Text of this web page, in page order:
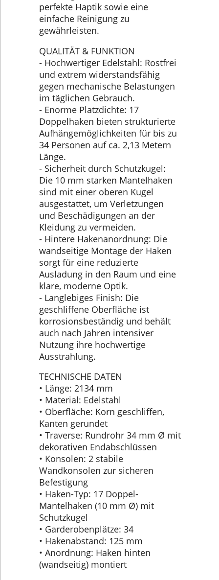
perfekte Haptik sowie eine
einfache Reinigung zu
gewährleisten.
QUALITÄT & FUNKTION
- Hochwertiger Edelstahl: Rostfrei
und extrem widerstandsfähig
gegen mechanische Belastungen
im täglichen Gebrauch.
- Enorme Platzdichte: 17
Doppelhaken bieten strukturierte
Aufhängemöglichkeiten für bis zu
34 Personen auf ca. 2,13 Metern
Länge.
- Sicherheit durch Schutzkugel:
Die 10 mm starken Mantelhaken
sind mit einer oberen Kugel
ausgestattet, um Verletzungen
und Beschädigungen an der
Kleidung zu vermeiden.
- Hintere Hakenanordnung: Die
wandseitige Montage der Haken
sorgt für eine reduzierte
Ausladung in den Raum und eine
klare, moderne Optik.
- Langlebiges Finish: Die
geschliffene Oberfläche ist
korrosionsbeständig und behält
auch nach Jahren intensiver
Nutzung ihre hochwertige
Ausstrahlung.
TECHNISCHE DATEN
• Länge: 2134 mm
• Material: Edelstahl
• Oberfläche: Korn geschliffen,
Kanten gerundet
• Traverse: Rundrohr 34 mm Ø mit
dekorativen Endabschlüssen
• Konsolen: 2 stabile
Wandkonsolen zur sicheren
Befestigung
• Haken-Typ: 17 Doppel-
Mantelhaken (10 mm Ø) mit
Schutzkugel
• Garderobenplätze: 34
• Hakenabstand: 125 mm
• Anordnung: Haken hinten
(wandseitig) montiert